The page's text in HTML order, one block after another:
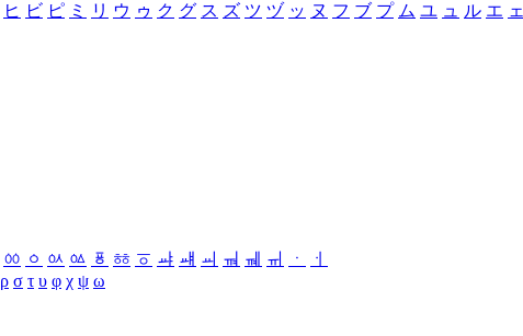
ヒ ビ ピ ミ リ ウ ゥ ク グ ス ズ ツ ヅ ッ ヌ フ ブ プ ム ユ ュ ル エ ェ
ㆀ ㆁ ㆂ ㆃ ㆄ ㆅ ㆆ ㆇ ㆈ ㆉ ㆊ ㆋ ㆌ ㆍ
ㆎ
ρ σ τ υ φ χ ψ ω